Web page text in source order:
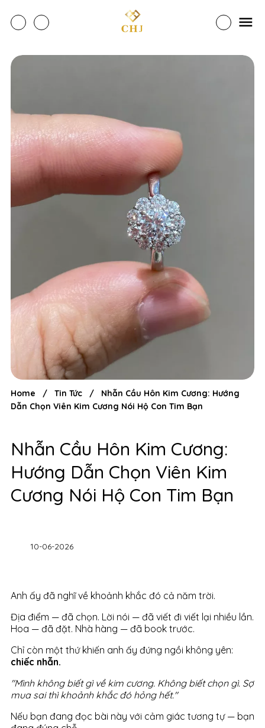
Nhẫn Cầu Hôn Kim Cương:
Hướng Dẫn Chọn Viên Kim
Cương Nói Hộ Con Tim Bạn
Anh ấy đã nghĩ về khoảnh khắc đó cả năm trời.
Địa điểm — đã chọn. Lời nói — đã viết đi viết lại nhiều lần.
Hoa — đã đặt. Nhà hàng — đã book trước.
Chỉ còn một thứ khiến anh ấy đứng ngồi không yên:
chiếc nhẫn.
"Mình không biết gì về kim cương. Không biết chọn gì. Sợ
mua sai thì khoảnh khắc đó hỏng hết."
Nếu bạn đang đọc bài này với cảm giác tương tự — bạn
Home / Tin Tức /
Nhẫn Cầu Hôn Kim Cương: Hướng
Dẫn Chọn Viên Kim Cương Nói Hộ Con Tim Bạn
10-06-2026